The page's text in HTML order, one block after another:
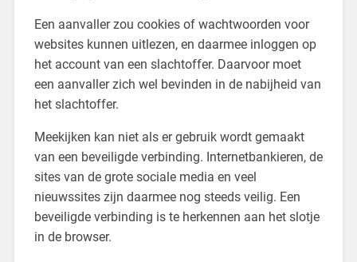
Een aanvaller zou cookies of wachtwoorden voor
websites kunnen uitlezen, en daarmee inloggen op
het account van een slachtoffer. Daarvoor moet
een aanvaller zich wel bevinden in de nabijheid van
het slachtoffer.
Meekijken kan niet als er gebruik wordt gemaakt
van een beveiligde verbinding. Internetbankieren, de
sites van de grote sociale media en veel
nieuwssites zijn daarmee nog steeds veilig. Een
beveiligde verbinding is te herkennen aan het slotje
in de browser.